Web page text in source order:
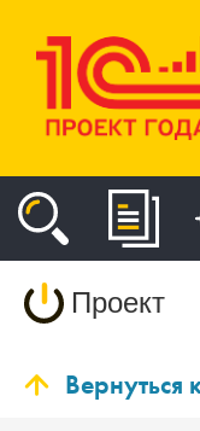
Проект
Вернуться